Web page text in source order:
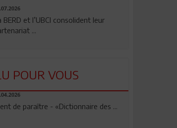
BERD et l’UBCI consolident leur
...
POUR VOUS
de paraître - «Dictionnaire des ...